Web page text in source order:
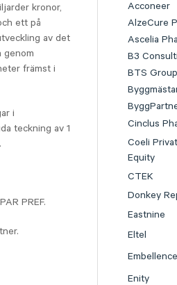
kronor,
ett på
av det
genom
främst i
i
teckning av 1
PREF.
Acconeer
AlzeCure
Ascelia
B3
BTS Group
Cinclus
Coeli
Equity
CTEK
Donkey
Eastnine
Eltel
Enity